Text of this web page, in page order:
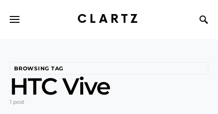
CLARTZ
BROWSING TAG
HTC Vive
1 post